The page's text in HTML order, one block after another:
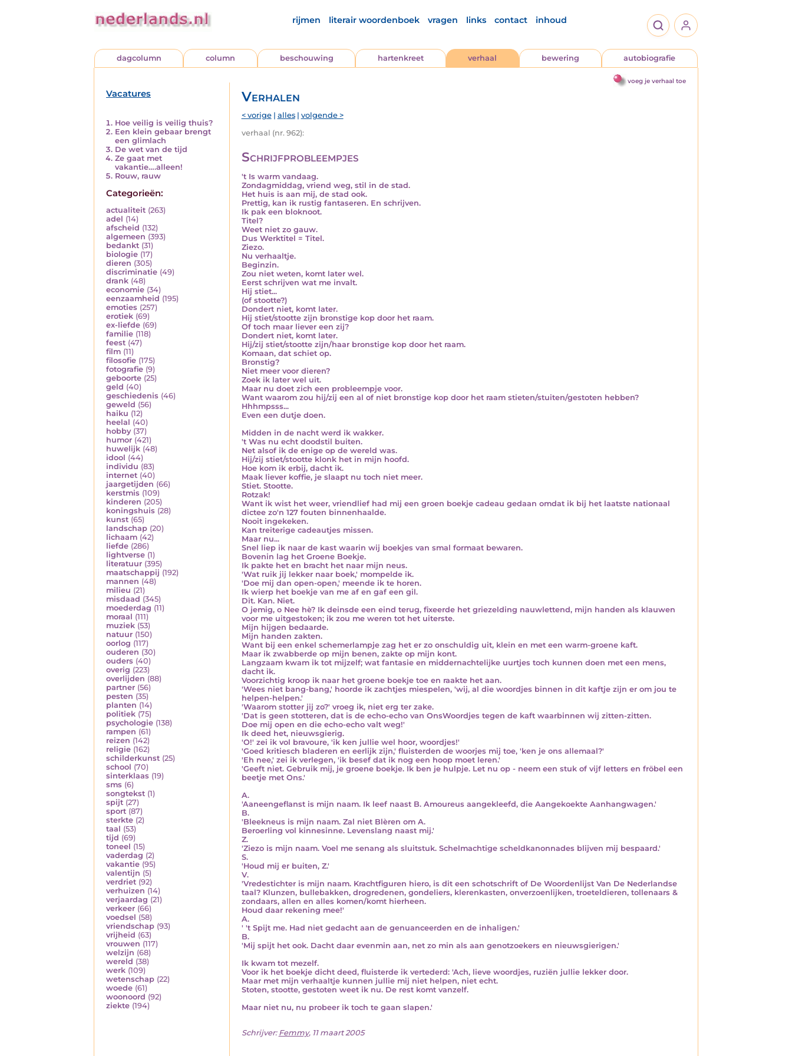
rijmen literair woordenboek vragen links contact inhoud
dagcolumn column beschouwing hartenkreet verhaal bewering autobiografie
voeg je verhaal toe
Vacatures
Hoe veilig is veilig thuis?
Een klein gebaar brengt
een glimlach
De wet van de tijd
Ze gaat met
vakantie….alleen!
Rouw, rauw
Categorieën:
actualiteit (263)
adel (14)
afscheid (132)
algemeen (393)
bedankt (31)
biologie (17)
dieren (305)
discriminatie (49)
drank (48)
economie (34)
eenzaamheid (195)
emoties (257)
erotiek (69)
ex-liefde (69)
familie (118)
feest (47)
film (11)
filosofie (175)
fotografie (9)
geboorte (25)
geld (40)
geschiedenis (46)
geweld (56)
haiku (12)
heelal (40)
hobby (37)
humor (421)
huwelijk (48)
idool (44)
individu (83)
internet (40)
jaargetijden (66)
kerstmis (109)
kinderen (205)
koningshuis (28)
kunst (65)
landschap (20)
lichaam (42)
liefde (286)
lightverse (1)
literatuur (395)
maatschappij (192)
mannen (48)
milieu (21)
misdaad (345)
moederdag (11)
moraal (111)
muziek (53)
natuur (150)
oorlog (117)
ouderen (30)
ouders (40)
overig (223)
overlijden (88)
partner (56)
pesten (35)
planten (14)
politiek (75)
psychologie (138)
rampen (61)
reizen (142)
religie (162)
schilderkunst (25)
school (70)
sinterklaas (19)
sms (6)
songtekst (1)
spijt (27)
sport (87)
sterkte (2)
taal (53)
tijd (69)
toneel (15)
vaderdag (2)
vakantie (95)
valentijn (5)
verdriet (92)
verhuizen (14)
verjaardag (21)
verkeer (66)
voedsel (58)
vriendschap (93)
vrijheid (63)
vrouwen (117)
welzijn (68)
wereld (38)
werk (109)
wetenschap (22)
woede (61)
woonoord (92)
ziekte (194)
Verhalen
< vorige| alles| volgende >
verhaal (nr. 962):
Schrijfprobleempjes
't Is warm vandaag.
Zondagmiddag, vriend weg, stil in de stad.
Het huis is aan mij, de stad ook.
Prettig, kan ik rustig fantaseren. En schrijven.
Ik pak een bloknoot.
Titel?
Weet niet zo gauw.
Dus Werktitel = Titel.
Ziezo.
Nu verhaaltje.
Beginzin.
Zou niet weten, komt later wel.
Eerst schrijven wat me invalt.
Hij stiet...
(of stootte?)
Dondert niet, komt later.
Hij stiet/stootte zijn bronstige kop door het raam.
Of toch maar liever een zij?
Dondert niet, komt later.
Hij/zij stiet/stootte zijn/haar bronstige kop door het raam.
Komaan, dat schiet op.
Bronstig?
Niet meer voor dieren?
Zoek ik later wel uit.
Maar nu doet zich een probleempje voor.
Want waarom zou hij/zij een al of niet bronstige kop door het raam stieten/stuiten/gestoten hebben?
Hhhmpsss...
Even een dutje doen.
Midden in de nacht werd ik wakker.
't Was nu echt doodstil buiten.
Net alsof ik de enige op de wereld was.
Hij/zij stiet/stootte klonk het in mijn hoofd.
Hoe kom ik erbij, dacht ik.
Maak liever koffie, je slaapt nu toch niet meer.
Stiet. Stootte.
Rotzak!
Want ik wist het weer, vriendlief had mij een groen boekje cadeau gedaan omdat ik bij het laatste nationaal
dictee zo'n 127 fouten binnenhaalde.
Nooit ingekeken.
Kan treiterige cadeautjes missen.
Maar nu...
Snel liep ik naar de kast waarin wij boekjes van smal formaat bewaren.
Bovenin lag het Groene Boekje.
Ik pakte het en bracht het naar mijn neus.
'Wat ruik jij lekker naar boek,' mompelde ik.
'Doe mij dan open-open,' meende ik te horen.
Ik wierp het boekje van me af en gaf een gil.
Dit. Kan. Niet.
O jemig, o Nee hè? Ik deinsde een eind terug, fixeerde het griezelding nauwlettend, mijn handen als klauwen
voor me uitgestoken; ik zou me weren tot het uiterste.
Mijn hijgen bedaarde.
Mijn handen zakten.
Want bij een enkel schemerlampje zag het er zo onschuldig uit, klein en met een warm-groene kaft.
Maar ik zwabberde op mijn benen, zakte op mijn kont.
Langzaam kwam ik tot mijzelf; wat fantasie en middernachtelijke uurtjes toch kunnen doen met een mens,
dacht ik.
Voorzichtig kroop ik naar het groene boekje toe en raakte het aan.
'Wees niet bang-bang,' hoorde ik zachtjes miespelen, 'wij, al die woordjes binnen in dit kaftje zijn er om jou te
helpen-helpen.'
'Waarom stotter jij zo?' vroeg ik, niet erg ter zake.
'Dat is geen stotteren, dat is de echo-echo van OnsWoordjes tegen de kaft waarbinnen wij zitten-zitten.
Doe mij open en die echo-echo valt weg!'
Ik deed het, nieuwsgierig.
'O!' zei ik vol bravoure, 'ik ken jullie wel hoor, woordjes!'
'Goed kritiesch bladeren en eerlijk zijn,' fluisterden de woorjes mij toe, 'ken je ons allemaal?'
'Eh nee,' zei ik verlegen, 'ik besef dat ik nog een hoop moet leren.'
'Geeft niet. Gebruik mij, je groene boekje. Ik ben je hulpje. Let nu op - neem een stuk of vijf letters en fröbel een
beetje met Ons.'
A.
'Aaneengeflanst is mijn naam. Ik leef naast B. Amoureus aangekleefd, die Aangekoekte Aanhangwagen.'
B.
'Bleekneus is mijn naam. Zal niet Blèren om A.
Beroerling vol kinnesinne. Levenslang naast mij.'
Z.
'Ziezo is mijn naam. Voel me senang als sluitstuk. Schelmachtige scheldkanonnades blijven mij bespaard.'
S.
'Houd mij er buiten, Z.'
V.
'Vredestichter is mijn naam. Krachtfiguren hiero, is dit een schotschrift of De Woordenlijst Van De Nederlandse
taal? Klunzen, bullebakken, drogredenen, gondeliers, klerenkasten, onverzoenlijken, troeteldieren, tollenaars &
zondaars, allen en alles komen/komt hierheen.
Houd daar rekening mee!'
A.
' 't Spijt me. Had niet gedacht aan de genuanceerden en de inhaligen.'
B.
'Mij spijt het ook. Dacht daar evenmin aan, net zo min als aan genotzoekers en nieuwsgierigen.'
Ik kwam tot mezelf.
Voor ik het boekje dicht deed, fluisterde ik vertederd: 'Ach, lieve woordjes, ruziën jullie lekker door.
Maar met mijn verhaaltje kunnen jullie mij niet helpen, niet echt.
Stoten, stootte, gestoten weet ik nu. De rest komt vanzelf.
Maar niet nu, nu probeer ik toch te gaan slapen.'
Schrijver: Femmy, 11 maart 2005